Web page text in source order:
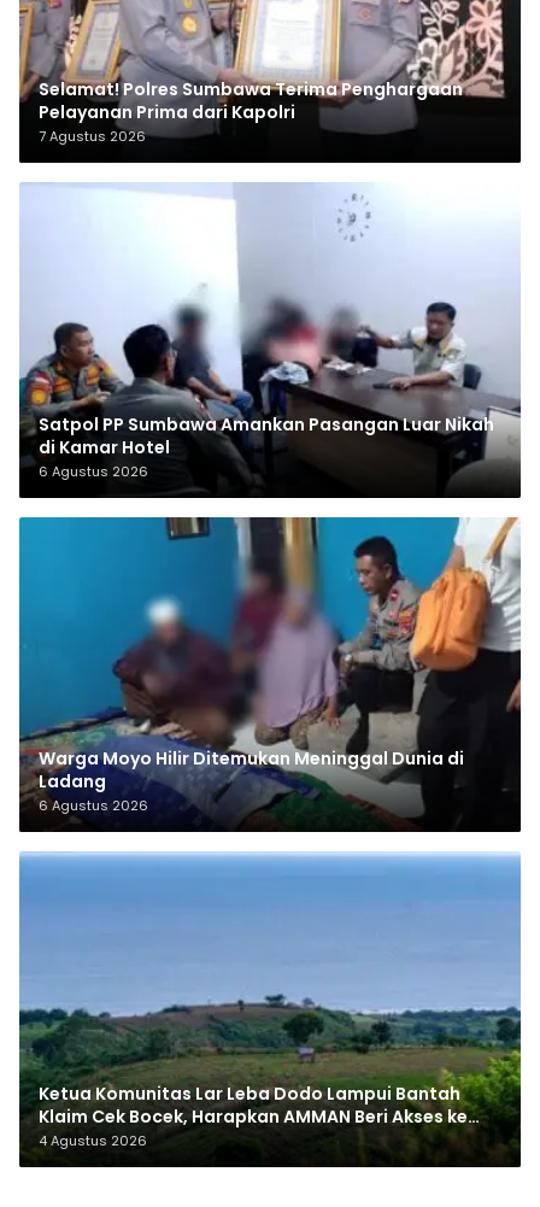
Selamat! Polres Sumbawa Terima Penghargaan
Pelayanan Prima dari Kapolri
7 Agustus 2026
Satpol PP Sumbawa Amankan Pasangan Luar Nikah
di Kamar Hotel
6 Agustus 2026
Warga Moyo Hilir Ditemukan Meninggal Dunia di
Ladang
6 Agustus 2026
Ketua Komunitas Lar Leba Dodo Lampui Bantah
Klaim Cek Bocek, Harapkan AMMAN Beri Akses ke
Makam Leluhur
4 Agustus 2026